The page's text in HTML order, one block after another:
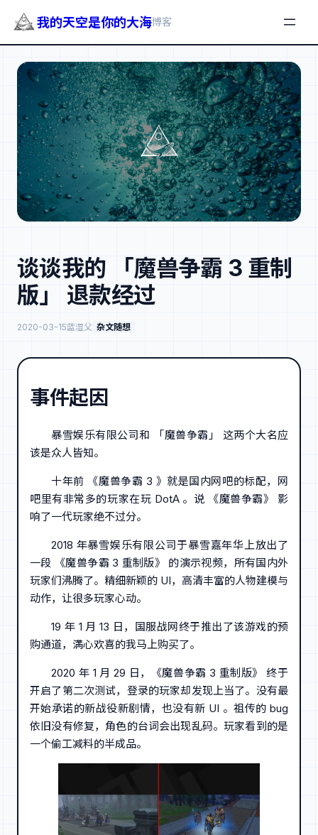
我的天空是你的大海博客
谈谈我的 「魔兽争霸 3 重制
版」 退款经过
2020-03-15蓝湿父 杂文随想
事件起因
暴雪娱乐有限公司和 「魔兽争霸」 这两个大名应
该是众人皆知。
十年前 《魔兽争霸 3 》就是国内网吧的标配，网
吧里有非常多的玩家在玩 DotA 。说 《魔兽争霸》 影
响了一代玩家绝不过分。
2018 年暴雪娱乐有限公司于暴雪嘉年华上放出了
一段 《魔兽争霸 3 重制版》 的演示视频，所有国内外
玩家们沸腾了。精细新颖的 UI，高清丰富的人物建模与
动作，让很多玩家心动。
19 年 1 月 13 日，国服战网终于推出了该游戏的预
购通道，满心欢喜的我马上购买了。
2020 年 1 月 29 日，《魔兽争霸 3 重制版》 终于
开启了第二次测试，登录的玩家却发现上当了。没有最
开始承诺的新战役新剧情，也没有新 UI 。祖传的 bug
依旧没有修复，角色的台词会出现乱码。玩家看到的是
一个偷工减料的半成品。